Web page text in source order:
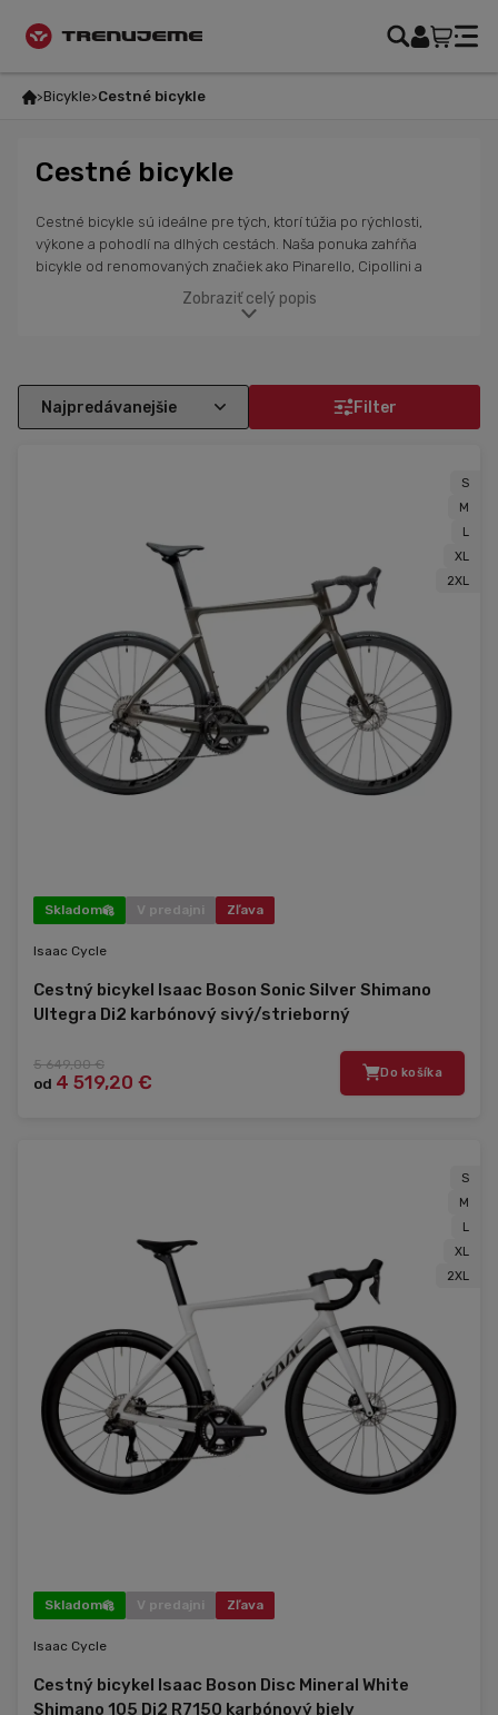
Bicykle Cestné bicykle
Cestné bicykle
Cestné bicykle sú ideálne pre tých, ktorí túžia po rýchlosti,
výkone a pohodlí na dlhých cestách. Naša ponuka zahŕňa
bicykle od renomovaných značiek ako Pinarello, Cipollini a
Isaac. Tieto bicykle sú navrhnuté so zameraním na
aerodynamiku, ľahkosť a pohodlie, čo zaručuje, že sa budeš cítiť
tréningy, preteky alebo len pohodovú jazdu. S cestným
Zobraziť celý popis
Filter
S
M
L
XL
2XL
Skladom V predajni Zľava
Isaac Cycle
Cestný bicykel Isaac Boson Sonic Silver Shimano
Ultegra Di2 karbónový sivý/strieborný
5 649,00 €
od 4 519,20 € Do košíka
S
M
L
XL
2XL
Skladom V predajni Zľava
Isaac Cycle
Cestný bicykel Isaac Boson Disc Mineral White
Shimano 105 Di2 R7150 karbónový biely